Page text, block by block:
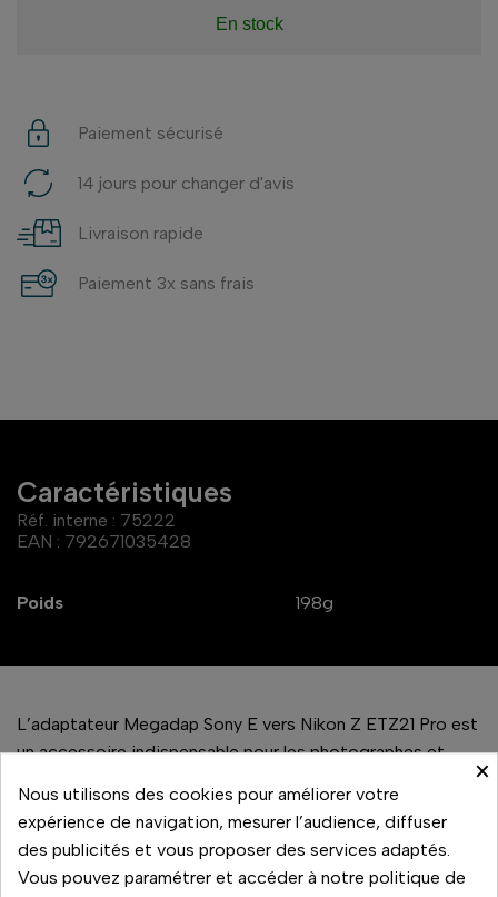
En stock
Paiement sécurisé
14 jours pour changer d'avis
Livraison rapide
Paiement 3x sans frais
Caractéristiques
Réf. interne : 75222
EAN : 792671035428
Poids 198g
L’adaptateur Megadap Sony E vers Nikon Z ETZ21 Pro est
un accessoire indispensable pour les photographes et
créatives en utilisant des objectifs Sony E-mount sur des
boîtiers Nikon Z. Cet adaptateur de pointe est conçu
pour offrir une compatibilité complète, permettant
l’autofocus, le contrôle d’ouverture, la stabilisation
×
Nous utilisons des cookies pour améliorer votre
expérience de navigation, mesurer l’audience, diffuser
des publicités et vous proposer des services adaptés.
Vous pouvez paramétrer et accéder à notre politique de